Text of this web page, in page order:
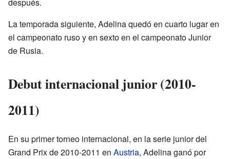
después.
La temporada siguiente, Adelina quedó en cuarto lugar en
el campeonato ruso y en sexto en el campeonato Junior
de Rusia.
Debut internacional junior (2010-
2011)
En su primer torneo internacional, en la serie junior del
Grand Prix de 2010-2011 en Austria, Adelina ganó por